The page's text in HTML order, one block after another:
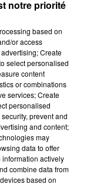
de la
notre priorité
based on
or access
Create
select personalised
content
or combinations
services; Create
personalised
prevent and
and content;
may
data to offer
actively
combine data from
based on